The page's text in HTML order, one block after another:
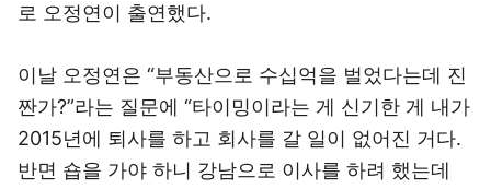
로 오정연이 출연했다.
이날 오정연은 “부동산으로 수십억을 벌었다는데 진
짠가?”라는 질문에 “타이밍이라는 게 신기한 게 내가
2015년에 퇴사를 하고 회사를 갈 일이 없어진 거다.
반면 숍을 가야 하니 강남으로 이사를 하려 했는데